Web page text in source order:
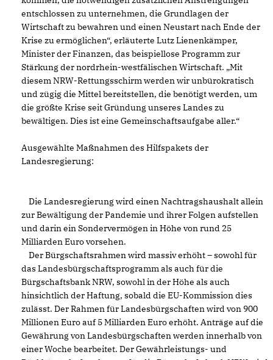
entschlossen zu unternehmen, die Grundlagen der
Wirtschaft zu bewahren und einen Neustart nach Ende der
Krise zu ermöglichen“, erläuterte Lutz Lienenkämper,
Minister der Finanzen, das beispiellose Programm zur
Stärkung der nordrhein-westfälischen Wirtschaft. „Mit
diesem NRW-Rettungsschirm werden wir unbürokratisch
und zügig die Mittel bereitstellen, die benötigt werden, um
die größte Krise seit Gründung unseres Landes zu
bewältigen. Dies ist eine Gemeinschaftsaufgabe aller.“
Ausgewählte Maßnahmen des Hilfspakets der
Landesregierung:
Die Landesregierung wird einen Nachtragshaushalt allein
zur Bewältigung der Pandemie und ihrer Folgen aufstellen
und darin ein Sondervermögen in Höhe von rund 25
Milliarden Euro vorsehen.
Der Bürgschaftsrahmen wird massiv erhöht – sowohl für
das Landesbürgschaftsprogramm als auch für die
Bürgschaftsbank NRW, sowohl in der Höhe als auch
hinsichtlich der Haftung, sobald die EU-Kommission dies
zulässt. Der Rahmen für Landesbürgschaften wird von 900
Millionen Euro auf 5 Milliarden Euro erhöht. Anträge auf die
Gewährung von Landesbürgschaften werden innerhalb von
einer Woche bearbeitet. Der Gewährleistungs- und